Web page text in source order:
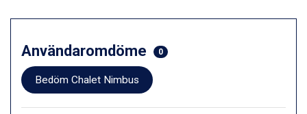
Saalbach från 9.445 kr.
Sölden från 12.995 kr.
Passo Tonale från 5.895 kr.
Champoluc från 5.945 kr.
Användaromdöme 0
Bedöm Chalet Nimbus